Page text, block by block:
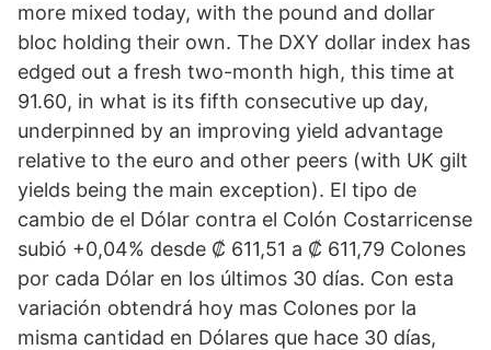
more mixed today, with the pound and dollar
bloc holding their own. The DXY dollar index has
edged out a fresh two-month high, this time at
91.60, in what is its fifth consecutive up day,
underpinned by an improving yield advantage
relative to the euro and other peers (with UK gilt
yields being the main exception). El tipo de
cambio de el Dólar contra el Colón Costarricense
subió +0,04% desde ₡ 611,51 a ₡ 611,79 Colones
por cada Dólar en los últimos 30 días. Con esta
variación obtendrá hoy mas Colones por la
misma cantidad en Dólares que hace 30 días,